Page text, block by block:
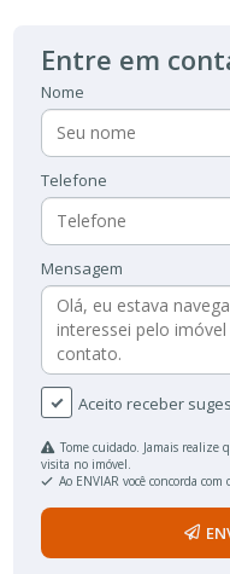
Entre em
Nome
Telefone
Mensagem
Aceito receber
Tome cuidado. Jamais realize
visita no imóvel.
Ao ENVIAR você concorda com